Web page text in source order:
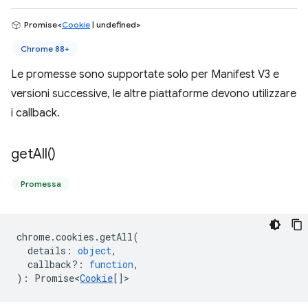
Promise<Cookie | undefined>
Chrome 88+
Le promesse sono supportate solo per Manifest V3 e
versioni successive, le altre piattaforme devono utilizzare
i callback.
getAll()
Promessa
chrome.cookies .getAll(
details : object,
callback? : function,
) : Promise<Cookie[] >